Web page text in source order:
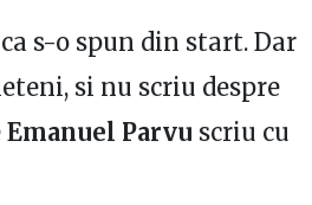
s-o spun din start. Dar
si nu scriu despre
Emanuel Parvu scriu cu